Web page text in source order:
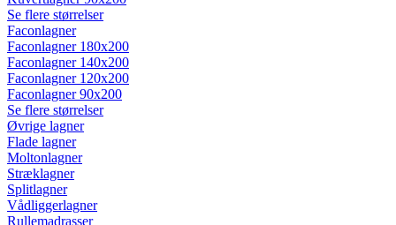
Se flere størrelser
Faconlagner
Faconlagner 180x200
Faconlagner 140x200
Faconlagner 120x200
Faconlagner 90x200
Se flere størrelser
Øvrige lagner
Flade lagner
Moltonlagner
Stræklagner
Splitlagner
Vådliggerlagner
Rullemadrasser